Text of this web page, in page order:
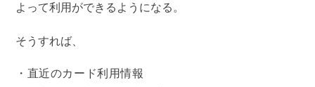
よって利用ができるようになる。
そうすれば、
直近のカード利用情報